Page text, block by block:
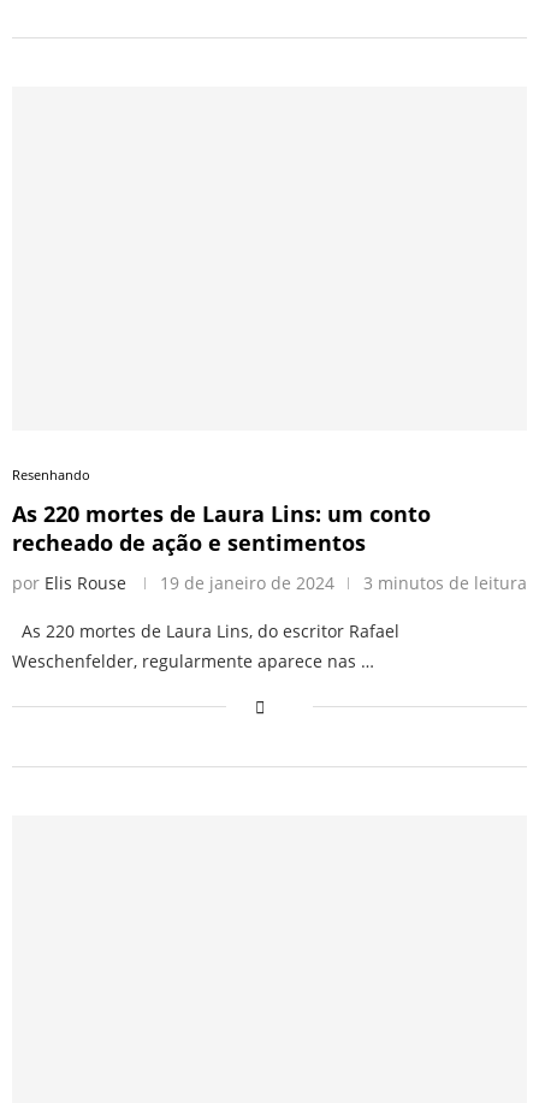
Resenhando
As 220 mortes de Laura Lins: um conto
recheado de ação e sentimentos
por Elis Rouse 19 de janeiro de 2024 3 minutos de leitura
As 220 mortes de Laura Lins, do escritor Rafael
Weschenfelder, regularmente aparece nas …